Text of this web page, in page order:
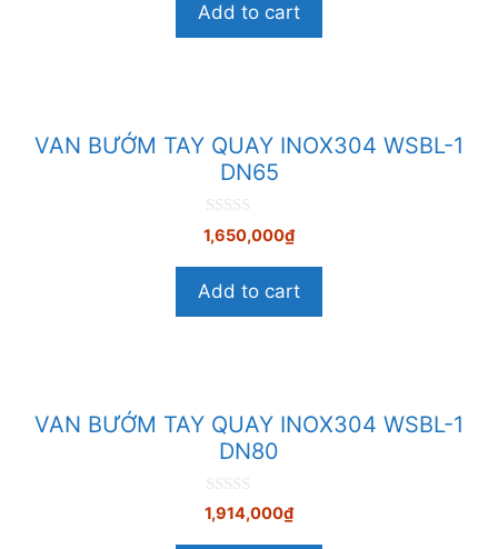
à
5
Add to cart
VAN BƯỚM TAY QUAY INOX304 WSBL-1
DN65
0
n
à
5
1,650,000₫
Add to cart
VAN BƯỚM TAY QUAY INOX304 WSBL-1
DN80
0
n
1,914,000₫